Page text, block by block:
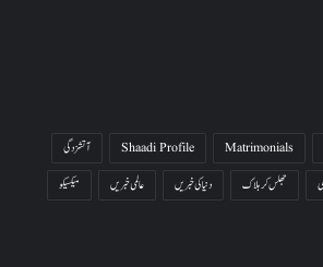
Matrimonials
Shaadi Profile
آتشزدگی
جھلس کر ہلاک دنیا کی خبریں عالمی خبریں
میکسیکو